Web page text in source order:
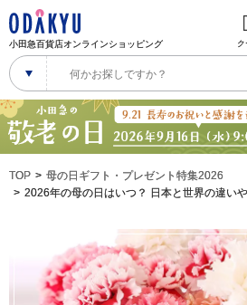
小田急百貨店オンラインショッピング ク
TOP
母の日ギフト・プレゼント特集2026
2026年の母の日はいつ？ 日本と世界の違い